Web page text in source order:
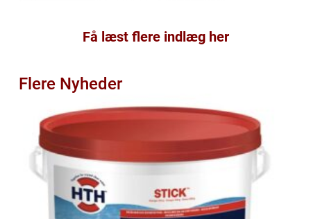
Få læst flere indlæg her
Flere Nyheder